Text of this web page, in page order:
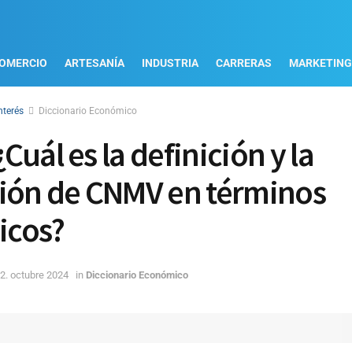
ARTESANÍA INDUSTRIA CARRERAS MARKETING
Diccionario Económico
es la definición y la
de CNMV en términos
octubre 2024 in Diccionario Económico